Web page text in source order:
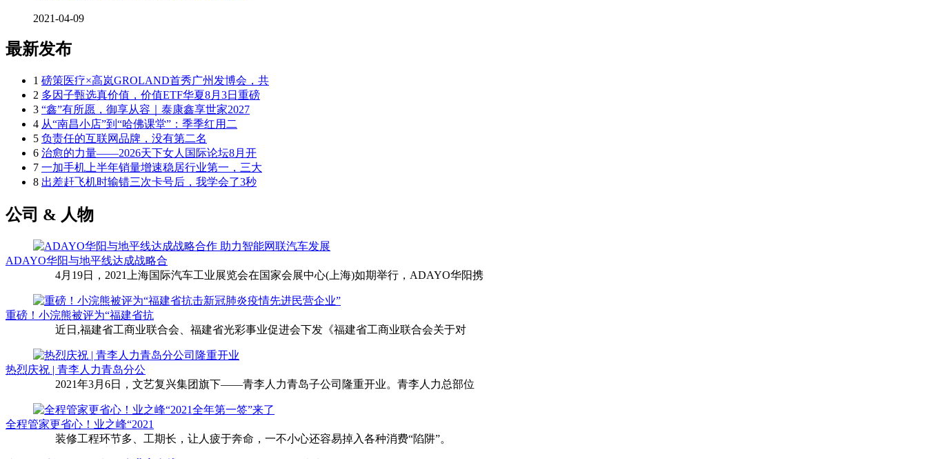
2021-04-09
最新发布
1 磅策医疗×高岚GROLAND首秀广州发博会，共
2 多因子甄选真价值，价值ETF华夏8月3日重磅
3 “鑫”有所愿，御享从容｜泰康鑫享世家2027
4 从“南昌小店”到“哈佛课堂”：季季红用二
5 负责任的互联网品牌，没有第二名
6 治愈的力量——2026天下女人国际论坛8月开
7 一加手机上半年销量增速稳居行业第一，三大
8 出差赶飞机时输错三次卡号后，我学会了3秒
公司 & 人物
ADAYO华阳与地平线达成战略合
4月19日，2021上海国际汽车工业展览会在国家会展中心(上海)如期举行，ADAYO华阳携
重磅！小浣熊被评为“福建省抗
近日,福建省工商业联合会、福建省光彩事业促进会下发《福建省工商业联合会关于对
热烈庆祝 | 青李人力青岛分公
2021年3月6日，文艺复兴集团旗下——青李人力青岛子公司隆重开业。青李人力总部位
全程管家更省心！业之峰“2021
装修工程环节多、工期长，让人疲于奔命，一不小心还容易掉入各种消费“陷阱”。